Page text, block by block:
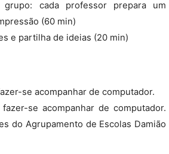
grupo: cada professor prepara um
(60 min)
e partilha de ideias (20 min)
se acompanhar de computador.
se acompanhar de computador.
do Agrupamento de Escolas Damião